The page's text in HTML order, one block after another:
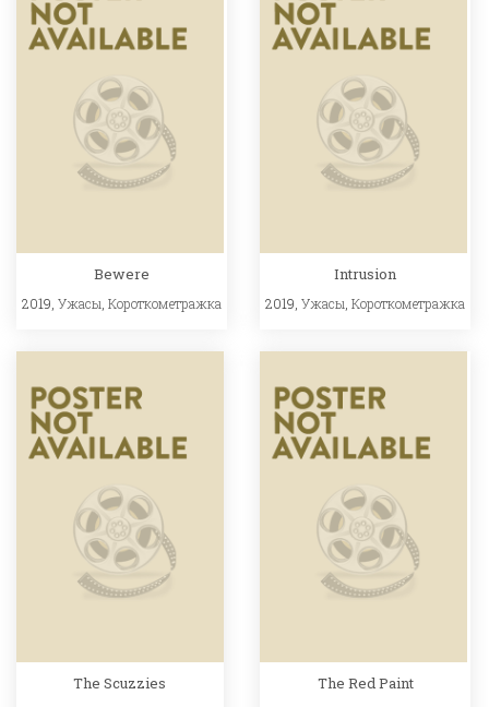
Bewere
2019, Ужасы, Короткометражка
Intrusion
2019,Ужасы,Короткометражка
The Scuzzies The Red Paint